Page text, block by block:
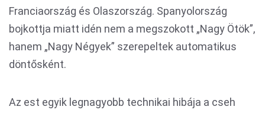
Franciaország és Olaszország. Spanyolország
bojkottja miatt idén nem a megszokott „Nagy Ötök”,
hanem „Nagy Négyek” szerepeltek automatikus
döntősként.
Az est egyik legnagyobb technikai hibája a cseh